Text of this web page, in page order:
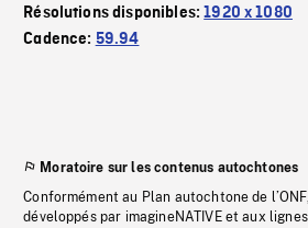
Résolutions disponibles:1920 x 1080
Cadence: 59.94
Moratoire sur les contenus autochtones
Conformément au Plan autochtone de
développés par imagineNATIVE et aux